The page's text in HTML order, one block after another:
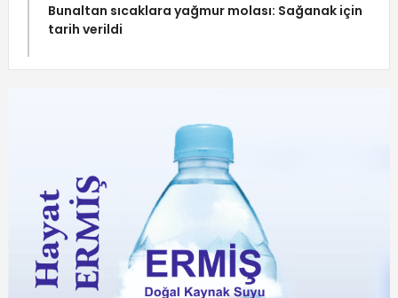
Bunaltan sıcaklara yağmur molası: Sağanak için
tarih verildi